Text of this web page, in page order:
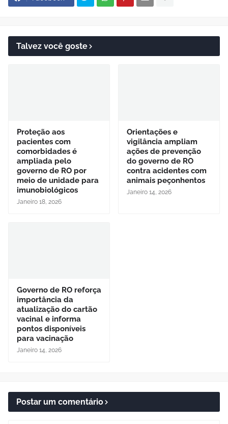
Talvez você goste
Proteção aos
pacientes com
comorbidades é
ampliada pelo
governo de RO por
meio de unidade para
imunobiológicos
Janeiro 18, 2026
Orientações e
vigilância ampliam
ações de prevenção
do governo de RO
contra acidentes com
animais peçonhentos
Janeiro 14, 2026
Governo de RO reforça
importância da
atualização do cartão
vacinal e informa
pontos disponíveis
para vacinação
Janeiro 14, 2026
Postar um comentário